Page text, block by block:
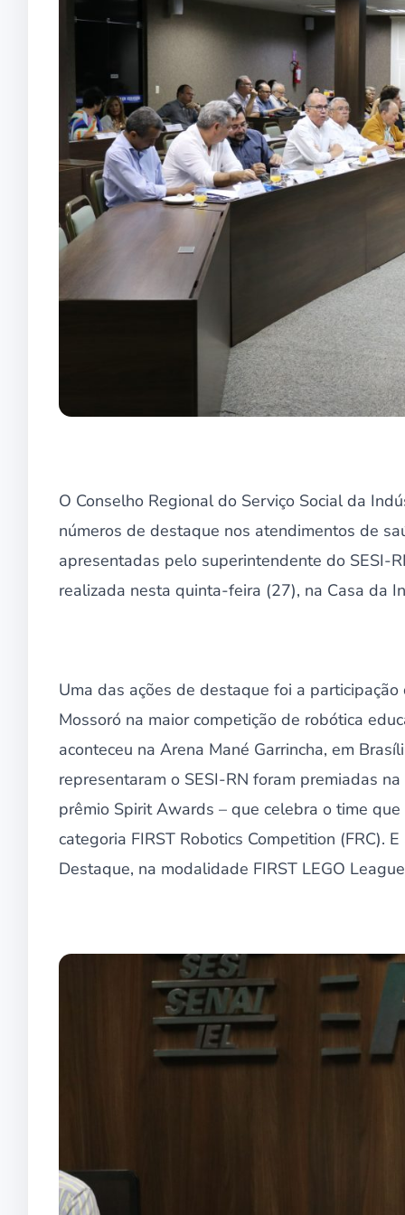
O Conselho Regional do Serviço Social da
números de destaque nos atendimentos de
apresentadas pelo superintendente do SESI-
realizada nesta quinta-feira (27), na Casa da
Uma das ações de destaque foi a
Mossoró na maior competição de robótica
aconteceu na Arena Mané Garrincha, em
representaram o SESI-RN foram premiadas
prêmio Spirit Awards – que celebra o time
categoria FIRST Robotics Competition (FRC).
Destaque, na modalidade FIRST LEGO